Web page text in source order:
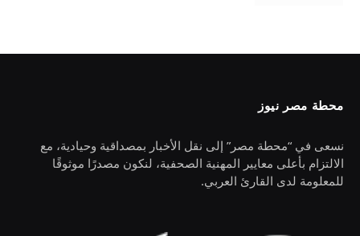
محطة مصر نيوز
نسعى في “محطة مصر” إلى نقل الأخبار بمصداقية وحيادية، مع
الالتزام بأعلى معايير المهنية الصحفية، لنكون مصدرًا موثوقًا
للمعلومة لدى القارئ العربي.